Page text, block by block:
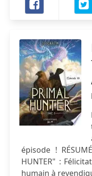
épisode !
HUNTER" :
humain à